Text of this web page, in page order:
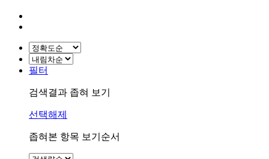
필터
검색결과 좁혀 보기
선택해제
좁혀본 항목 보기순서